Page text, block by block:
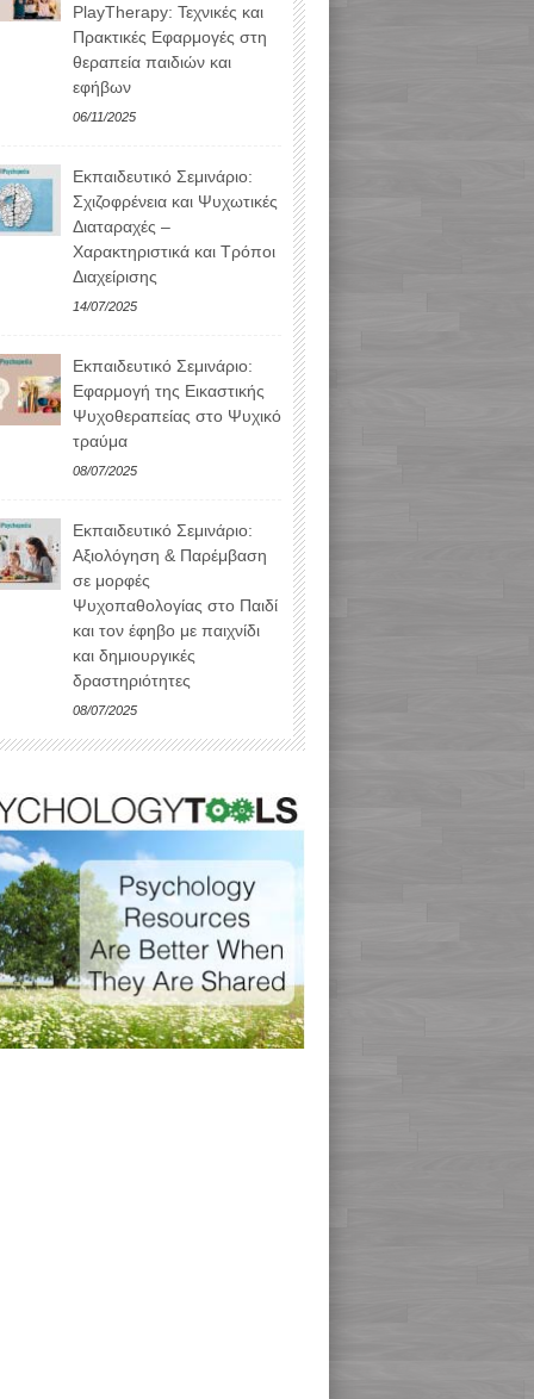
PlayTherapy: Τεχνικές και
Πρακτικές Εφαρμογές στη
θεραπεία παιδιών και
εφήβων
06/11/2025
Εκπαιδευτικό Σεμινάριο:
Σχιζοφρένεια και Ψυχωτικές
Διαταραχές –
Χαρακτηριστικά και Τρόποι
Διαχείρισης
14/07/2025
Εκπαιδευτικό Σεμινάριο:
Εφαρμογή της Εικαστικής
Ψυχοθεραπείας στο Ψυχικό
τραύμα
08/07/2025
Εκπαιδευτικό Σεμινάριο:
Αξιολόγηση & Παρέμβαση
σε μορφές
Ψυχοπαθολογίας στο Παιδί
και τον έφηβο με παιχνίδι
και δημιουργικές
δραστηριότητες
08/07/2025